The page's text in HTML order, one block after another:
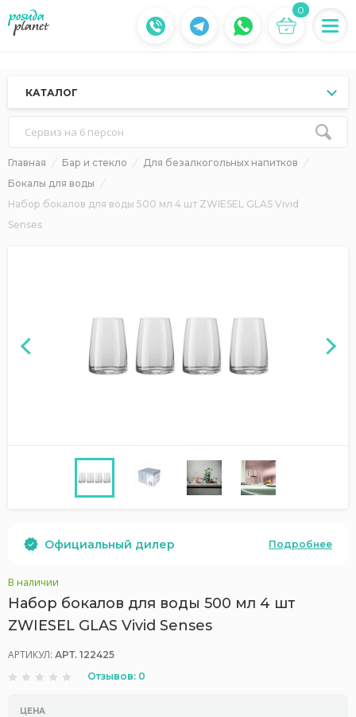
0
КАТАЛОГ
Сервиз на 6 персон
Главная Бар и стекло
Для безалкогольных напитков
Бокалы для воды
Набор бокалов для воды 500 мл 4 шт ZWIESEL GLAS Vivid
Senses
Официальный дилер Подробнее
В наличии
Набор бокалов для воды 500 мл 4 шт
ZWIESEL GLAS Vivid Senses
АРТИКУЛ: АРТ. 122425
Отзывов: 0
ЦЕНА